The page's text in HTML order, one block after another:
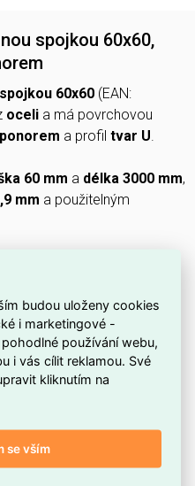
spojkou 60x60,
60x60 (EAN:
oceli a má povrchovou
a profil tvar U.
60 mm a délka 3000 mm,
mm a použitelným
ŽLAB?
vedení kabelů v
pokrytí delších
budou uloženy cookies
i marketingové -
používání webu,
i vás cílit reklamou. Své
kliknutím na
se vším